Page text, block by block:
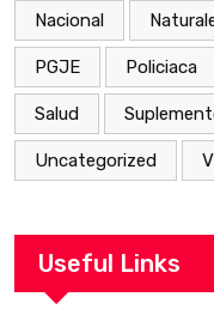
Nacional
PGJE Policiaca
Salud
Uncategorized
Useful Links